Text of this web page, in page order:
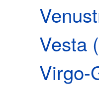
Vesta
Virgo-